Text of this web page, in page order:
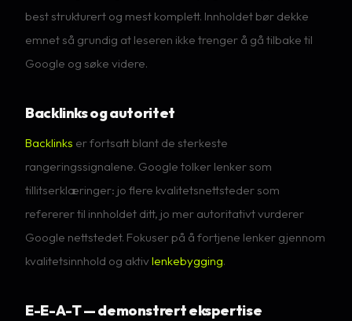
best strukturert og mest komplett. Innholdet bør dekke
emnet så grundig at leseren ikke trenger å gå tilbake til
Google og søke videre.
Backlinks og autoritet
Backlinks er fortsatt blant de sterkeste
rangeringssignalene. Google tolker lenker som
tillitserklæringer: jo flere kvalitetsnettsteder som
refererer til innholdet ditt, jo mer autoritativt vurderer
Google nettstedet. Fokuser på å fortjene lenker gjennom
kvalitetsinnhold og aktivlenkebygging.
E-E-A-T — demonstrert ekspertise